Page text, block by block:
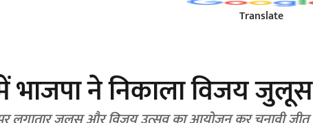
Translate
भाजपा ने निकाला विजय जुलूस